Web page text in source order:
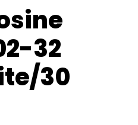
32
30